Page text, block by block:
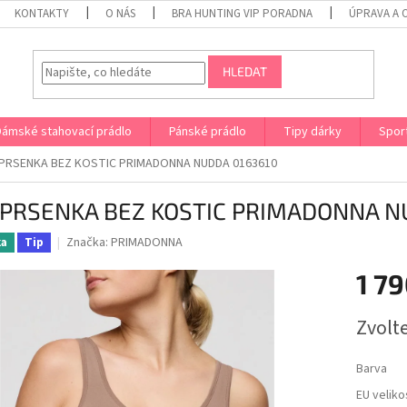
KONTAKTY O NÁS BRA HUNTING VIP PORADNA ÚPRAVA A
HLEDAT
stahovací prádlo Pánské prádlo Tipy dárky
BEZ KOSTIC PRIMADONNA NUDDA 0163610
BEZ KOSTIC PRIMADONNA
Tip Značka: PRIMADONNA
1
cena:
Barva
EU